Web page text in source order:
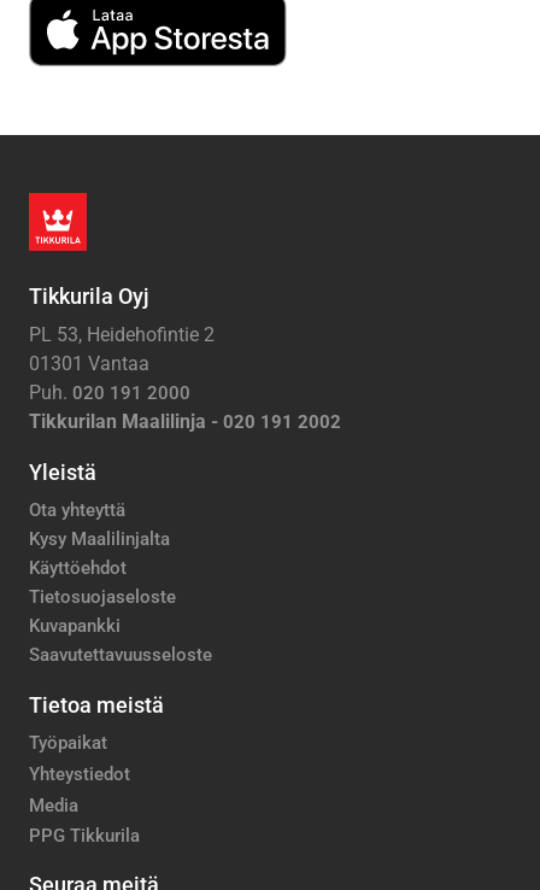
Tikkurila Oyj
PL 53, Heidehofintie 2
01301 Vantaa
Puh. 020 191 2000
Tikkurilan Maalilinja - 020 191 2002
Yleistä
Ota yhteyttä
Kysy Maalilinjalta
Käyttöehdot
Tietosuojaseloste
Kuvapankki
Saavutettavuusseloste
Tietoa meistä
Työpaikat
Yhteystiedot
Media
PPG Tikkurila